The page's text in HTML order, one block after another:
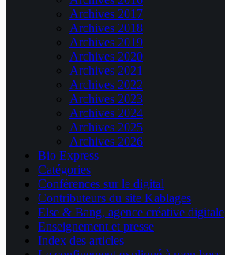
Archives 2017
Archives 2018
Archives 2019
Archives 2020
Archives 2021
Archives 2022
Archives 2023
Archives 2024
Archives 2025
Archives 2026
Bio Express
Catégories
Conférences sur le digital
Contributeurs du site Kablages
Else & Bang, agence créative digitale
Enseignement et presse
Index des articles